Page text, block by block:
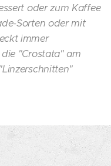
oder zum Kaffee
Sorten oder mit
immer
"Crostata" am